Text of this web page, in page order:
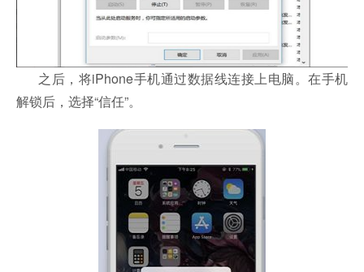
之后，将iPhone手机通过数据线连接上电脑。在手机
解锁后，选择“信任”。